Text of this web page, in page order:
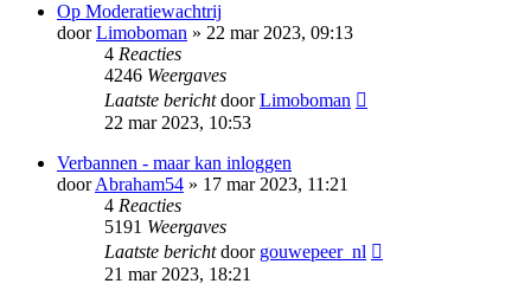
Op Moderatiewachtrij
doorLimoboman » 22 mar 2023, 09:13
4 Reacties
4246 Weergaves
Laatste berichtdoorLimoboman
22 mar 2023, 10:53
Verbannen - maar kan inloggen
doorAbraham54 » 17 mar 2023, 11:21
4 Reacties
5191 Weergaves
Laatste berichtdoor gouwepeer_nl
21 mar 2023, 18:21